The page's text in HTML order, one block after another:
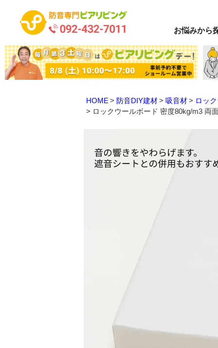
お悩みから
HOME 防音DIY建材 吸音材
ロッ
ロックウールボード 密度80kg/m3 両